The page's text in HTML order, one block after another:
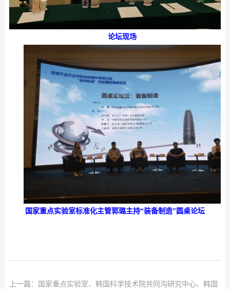
论坛现场
国家重点实验室标准化主管郭璐主持“装备制造”圆桌论坛
上一篇：
国家重点实验室、韩国科学技术院共同沟研究中心、韩国